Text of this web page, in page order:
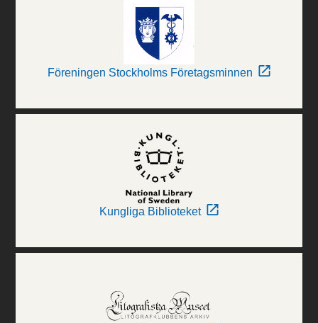
Föreningen Stockholms Företagsminnen
Kungliga Biblioteket